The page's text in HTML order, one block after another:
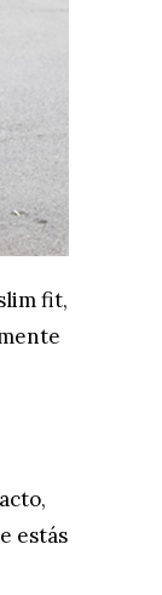
fit,
estás